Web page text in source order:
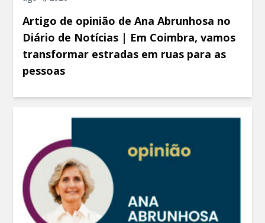
Artigo de opinião de Ana Abrunhosa no
Diário de Notícias | Em Coimbra, vamos
transformar estradas em ruas para as
pessoas